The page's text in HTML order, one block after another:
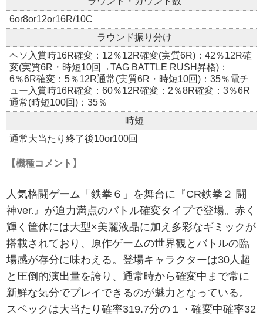
6or8or12or16R/10C
ラウンド振り分け
ヘソ入賞時16R確変：12％12R確変(実質6R)：42％12R確
変(実質6R・時短10回→TAG BATTLE RUSH昇格)：
6％6R確変：5％12R通常(実質6R・時短10回)：35％電チ
ュー入賞時16R確変：60％12R確変：2％8R確変：3％6R
通常(時短100回)：35％
時短
通常大当たり終了後10or100回
【機種コメント】
人気格闘ゲーム「鉄拳６」を舞台に『CR鉄拳２ 闘
神ver.』が迫力満点のバトル確変タイプで登場。赤く
輝く筐体には大型×美麗液晶に加え多彩なギミックが
搭載されており、原作ゲームの世界観とバトルの臨
場感が存分に味わえる。登場キャラクターは30人超
と圧倒的演出量を誇り、通常時から確変中まで常に
新鮮な気分でプレイできるのが魅力となっている。
スペックは大当たり確率319.7分の１・確変中確率32